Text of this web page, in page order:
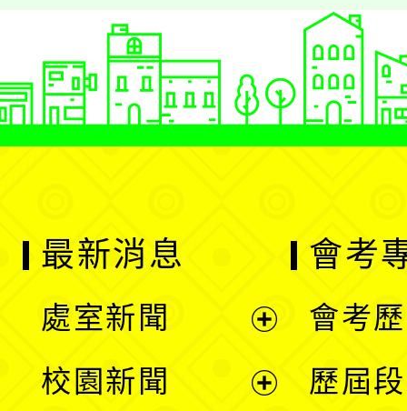
最新消息
處室新聞
校園新聞
會考
會考
歷屆